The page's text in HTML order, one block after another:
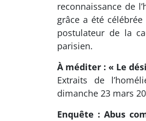
reconnaissance de
grâce a été
postulateur de la
parisien.
À méditer : « Le
Extraits de
dimanche 23 mars
Enquête : Abus